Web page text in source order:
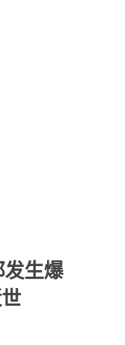
生爆